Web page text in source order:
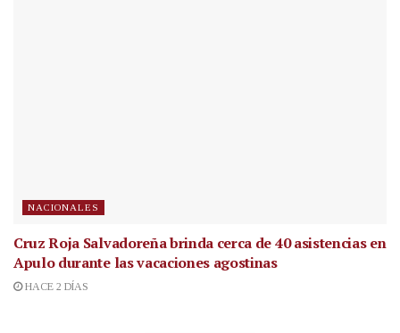
NACIONALES
Cruz Roja Salvadoreña brinda cerca de 40 asistencias en
Apulo durante las vacaciones agostinas
HACE 2 DÍAS